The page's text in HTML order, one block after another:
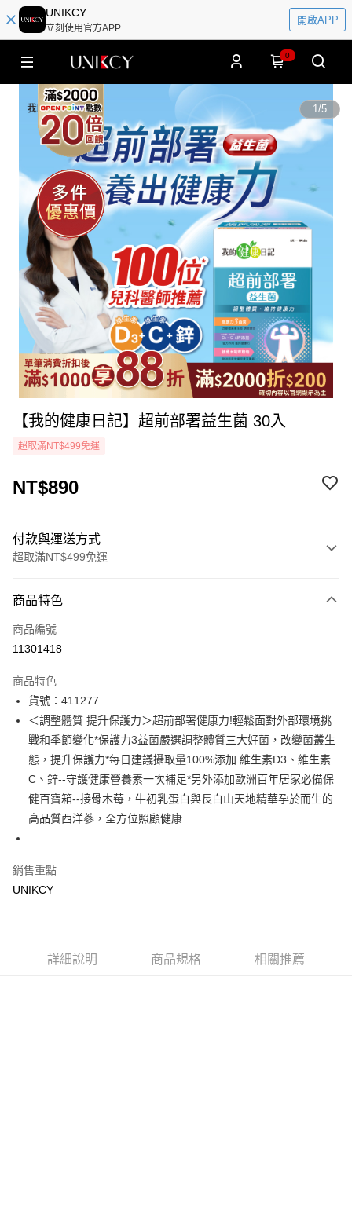
UNIKCY
立刻使用官方APP
開啟APP
0
1/5
【我的健康日記】超前部署益生菌 30入
超取滿NT$499免運
NT$890
付款與運送方式
超取滿NT$499免運
icash Pay
信用卡一次付款
LINE Pay
Apple Pay
街口支付
悠遊付
Google Pay
7-11取貨付款［需3-5個工作天不含預購商品］
商品特色
商品編號
11301418
商品特色
貨號：411277
＜調整體質 提升保護力＞超前部署健康力!輕鬆面對外部環境挑
戰和季節變化*保護力3益菌嚴選調整體質三大好菌，改變菌叢生
態，提升保護力*每日建議攝取量100%添加 維生素D3、維生素
C、鋅--守護健康營養素一次補足*另外添加歐洲百年居家必備保
健百寶箱--接骨木莓，牛初乳蛋白與長白山天地精華孕於而生的
高品質西洋蔘，全方位照顧健康
銷售重點
UNIKCY
詳細說明 商品規格 相關推薦